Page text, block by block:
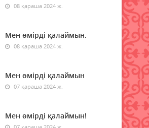
қалада ауа сапасы
2026 ж. 37
грантқа іліге
жаңа
берілді
ж.
рубль: бүгінгі
08 қараша 2024 ж.
Мен өмірді қалаймын.
08 қараша 2024 ж.
Мен өмірді қалаймын
07 қараша 2024 ж.
Мен өмірді қалаймын!